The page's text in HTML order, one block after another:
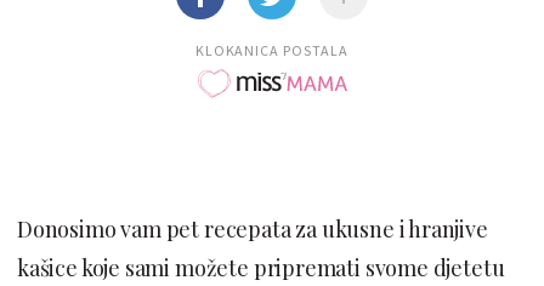
KLOKANICA POSTALA
Donosimo vam pet recepata za ukusne i hranjive
kašice koje sami možete pripremati svome djetetu